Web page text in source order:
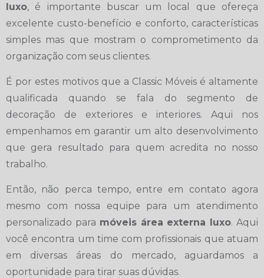
luxo, é importante buscar um local que ofereça
excelente custo-benefício e conforto, características
simples mas que mostram o comprometimento da
organização com seus clientes.
É por estes motivos que a Classic Móveis é altamente
qualificada quando se fala do segmento de
decoração de exteriores e interiores. Aqui nos
empenhamos em garantir um alto desenvolvimento
que gera resultado para quem acredita no nosso
trabalho.
Então, não perca tempo, entre em contato agora
mesmo com nossa equipe para um atendimento
personalizado para móveis área externa luxo. Aqui
você encontra um time com profissionais que atuam
em diversas áreas do mercado, aguardamos a
oportunidade para tirar suas dúvidas.